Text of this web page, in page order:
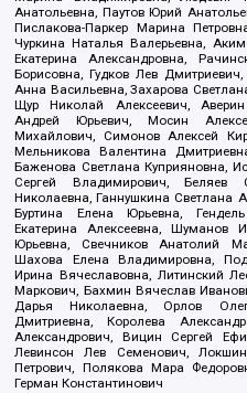
Анатольевна, Паутов Юрий
Пислакова-Паркер Марина
Чуркина Наталья Валерьевна,
Екатерина Александровна,
Борисовна, Гудков Лев
Анна Васильевна, Захарова
Щур Николай Алексеевич,
Андрей Юрьевич, Мосин
Михайлович, Симонов Алексей
Мельникова Валентина
Баженова Светлана Куприяновна,
Сергей Владимирович, Беляев
Николаевна, Ганнушкина Светлана
Буртина Елена Юрьевна,
Екатерина Алексеевна, Шуманов
Юрьевна, Свечников Анатолий
Шахова Елена Владимировна,
Ирина Вячеславовна, Литинский
Маркович, Бахмин Вячеслав
Дарья Николаевна, Орлов
Дмитриевна, Королева
Александрович, Вицин Сергей
Левинсон Лев Семенович,
Петрович, Полякова Мара
Герман Константинович